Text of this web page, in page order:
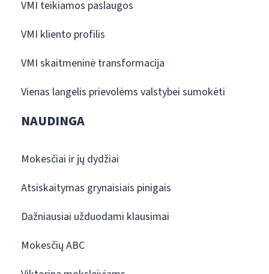
VMI teikiamos paslaugos
VMI kliento profilis
VMI skaitmeninė transformacija
Vienas langelis prievolėms valstybei sumokėti
NAUDINGA
Mokesčiai ir jų dydžiai
Atsiskaitymas grynaisiais pinigais
Dažniausiai užduodami klausimai
Mokesčių ABC